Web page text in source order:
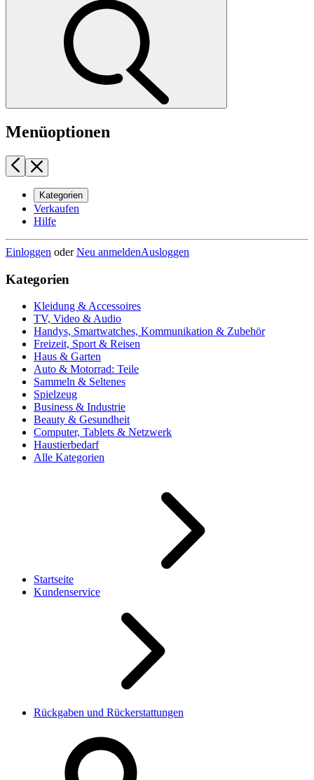
Menüoptionen
Kategorien
Verkaufen
Hilfe
Einloggen oderNeu anmeldenAusloggen
Kategorien
Kleidung & Accessoires
TV, Video & Audio
Handys, Smartwatches, Kommunikation & Zubehör
Freizeit, Sport & Reisen
Haus & Garten
Auto & Motorrad: Teile
Sammeln & Seltenes
Spielzeug
Business & Industrie
Beauty & Gesundheit
Computer, Tablets & Netzwerk
Haustierbedarf
Alle Kategorien
Startseite
Kundenservice
Rückgaben und Rückerstattungen